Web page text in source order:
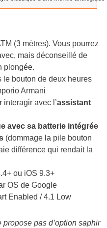
(3 mètres). Vous pourrez
mais déconseillé de
plongée.
le bouton de deux heures
Armani
interagir avec l’assistant
avec sa batterie intégrée
(dommage la pile bouton
différence qui rendait la
ou iOS 9.3+
OS de Google
Enabled / 4.1 Low
pas d’option saphir